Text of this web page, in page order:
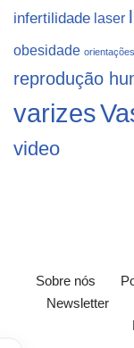
infertilidade laser
obesidade orientações
reprodução
varizes
video
Sobre nós
Newsletter